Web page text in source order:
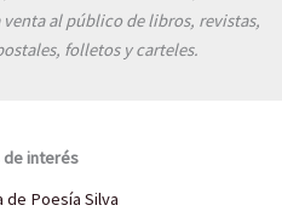
al público de libros, revistas,
folletos y carteles.
de interés
de Poesía Silva